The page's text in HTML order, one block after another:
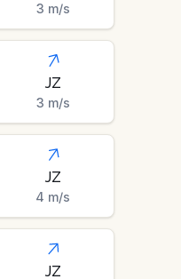
3 m/s
JZ
3 m/s
JZ
4 m/s
JZ